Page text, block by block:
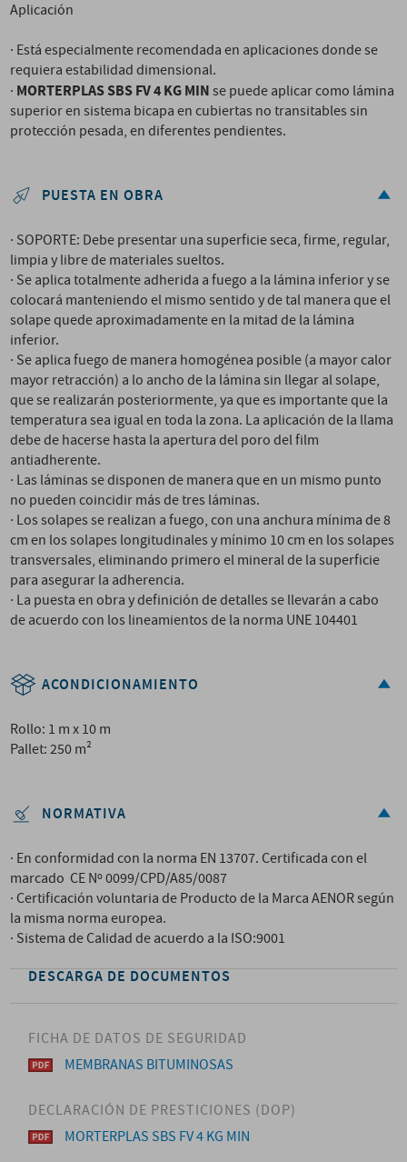
Aplicación
· Está especialmente recomendada en aplicaciones donde se
requiera estabilidad dimensional.
· MORTERPLAS SBS FV 4 KG MINse puede aplicar como lámina
superior en sistema bicapa en cubiertas no transitables sin
protección pesada, en diferentes pendientes.
PUESTA EN OBRA
· SOPORTE: Debe presentar una superficie seca, firme, regular,
limpia y libre de materiales sueltos.
· Se aplica totalmente adherida a fuego a la lámina inferior y se
colocará manteniendo el mismo sentido y de tal manera que el
solape quede aproximadamente en la mitad de la lámina
inferior.
· Se aplica fuego de manera homogénea posible (a mayor calor
mayor retracción) a lo ancho de la lámina sin llegar al solape,
que se realizarán posteriormente, ya que es importante que la
temperatura sea igual en toda la zona. La aplicación de la llama
debe de hacerse hasta la apertura del poro del film
antiadherente.
· Las láminas se disponen de manera que en un mismo punto
no pueden coincidir más de tres láminas.
· Los solapes se realizan a fuego, con una anchura mínima de 8
cm en los solapes longitudinales y mínimo 10 cm en los solapes
transversales, eliminando primero el mineral de la superficie
para asegurar la adherencia.
· La puesta en obra y definición de detalles se llevarán a cabo
de acuerdo con los lineamientos de la norma UNE 104401
ACONDICIONAMIENTO
Rollo: 1 m x 10 m
Pallet: 250 m²
NORMATIVA
· En conformidad con la norma EN 13707. Certificada con el
marcado CE Nº 0099/CPD/A85/0087
· Certificación voluntaria de Producto de la Marca AENOR según
la misma norma europea.
· Sistema de Calidad de acuerdo a la ISO:9001
DESCARGA DE DOCUMENTOS
FICHA DE DATOS DE SEGURIDAD
MEMBRANAS BITUMINOSAS
DECLARACIÓN DE PRESTICIONES (DOP)
MORTERPLAS SBS FV 4 KG MIN